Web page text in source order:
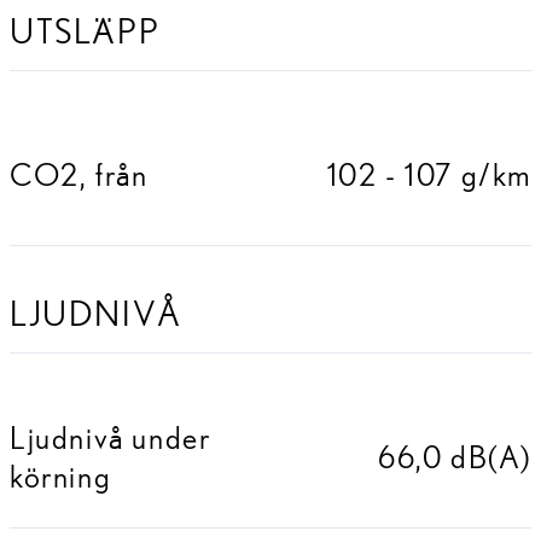
UTSLÄPP
CO2, från 102 - 107 g/km
LJUDNIVÅ
Ljudnivå under
körning
66,0 dB(A)